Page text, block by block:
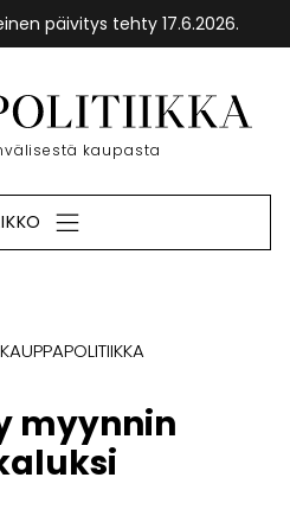
päivitys tehty 17.6.2026.
Etusivu
kaupasta
KAUPPAPOLITIIKKA
myynnin